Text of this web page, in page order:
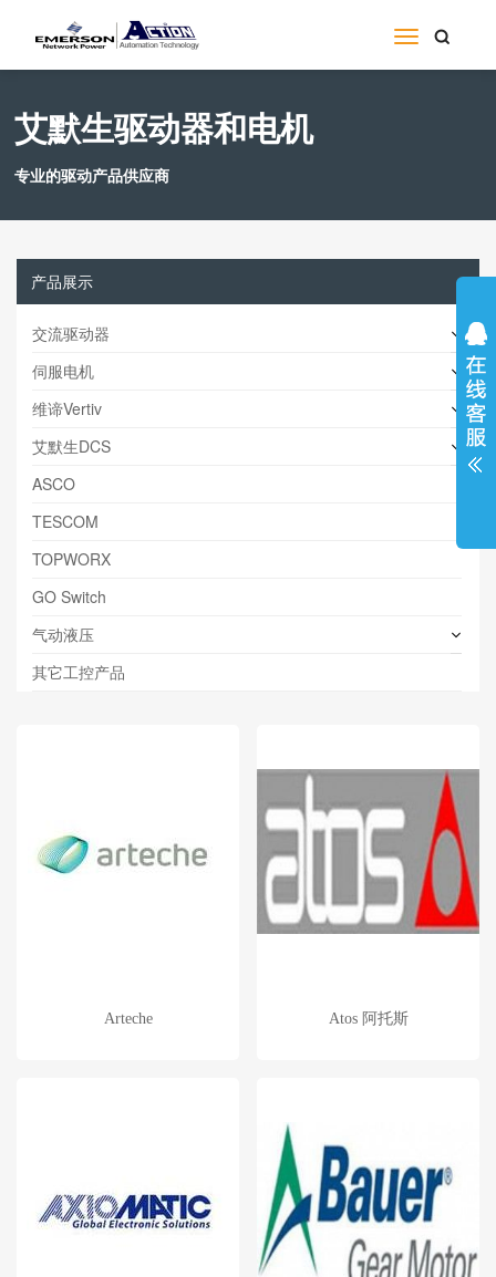
艾默生驱动器和电机
专业的驱动产品供应商
产品展示
交流驱动器
伺服电机
维谛Vertiv
艾默生DCS
ASCO
TESCOM
TOPWORX
GO Switch
气动液压
其它工控产品
Arteche Atos 阿托斯